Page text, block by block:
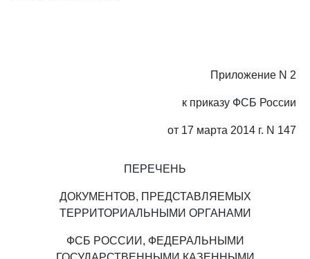
Приложение N 2
к приказу ФСБ России
от 17 марта 2014 г. N 147
ПЕРЕЧЕНЬ
ДОКУМЕНТОВ, ПРЕДСТАВЛЯЕМЫХ
ТЕРРИТОРИАЛЬНЫМИ ОРГАНАМИ
ФСБ РОССИИ, ФЕДЕРАЛЬНЫМИ